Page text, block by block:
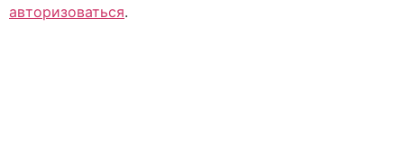
авторизоваться.